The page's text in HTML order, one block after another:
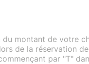
du montant de votre
de la réservation
par "T"